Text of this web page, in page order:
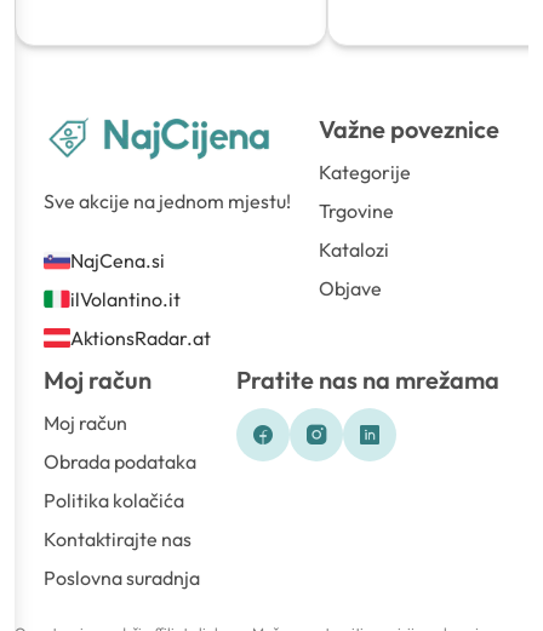
Sve akcije na jednom mjestu!
NajCena.si
ilVolantino.it
AktionsRadar.at
Važne poveznice
Kategorije
Trgovine
Katalozi
Objave
Moj račun
Moj račun
Obrada podataka
Politika kolačića
Kontaktirajte nas
Poslovna suradnja
Pratite nas na mrežama